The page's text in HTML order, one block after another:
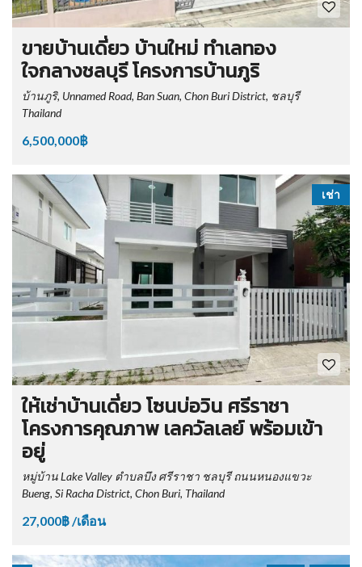
ขายบ้านเดี่ยว บ้านใหม่ ทำเลทอง
ใจกลางชลบุรี โครงการบ้านภูริ
บ้านภูริ, Unnamed Road, Ban Suan, Chon Buri District, ชลบุรี
Thailand
6,500,000฿
เช่า
ให้เช่าบ้านเดี่ยว โซนบ่อวิน ศรีราชา
โครงการคุณภาพ เลควัลเลย์ พร้อมเข้า
อยู่
หมู่บ้าน Lake Valley ตำบลบึง ศรีราชา ชลบุรี ถนนหนองแขวะ
Bueng, Si Racha District, Chon Buri, Thailand
27,000฿ /เดือน